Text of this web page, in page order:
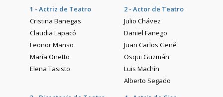
1 - Actriz de Teatro
Cristina Banegas
Claudia Lapacó
Leonor Manso
María Onetto
Elena Tasisto
2 - Actor de Teatro
Julio Chávez
Daniel Fanego
Juan Carlos Gené
Osqui Guzmán
Luis Machín
Alberto Segado